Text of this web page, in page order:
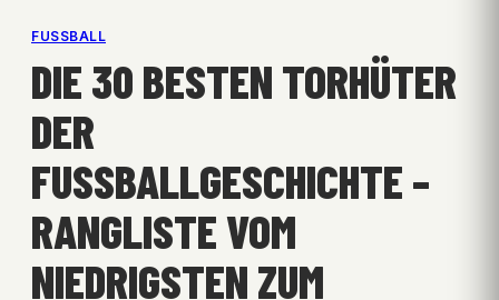
FUSSBALL
DIE 30 BESTEN TORHÜTER
DER
FUSSBALLGESCHICHTE – R
ANGLISTE VOM N
IEDRIGSTEN ZUM H